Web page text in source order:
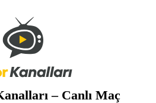
– Canlı Maç